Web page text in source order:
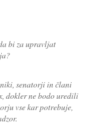
bi za upravljat
senatorji in člani
dokler ne bodo uredili
vse kar potrebuje,